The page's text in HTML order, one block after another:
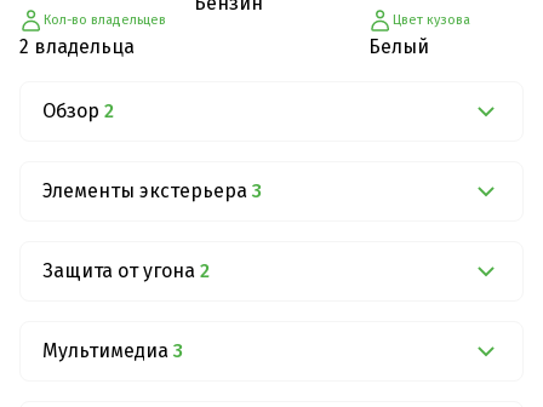
Кол-во владельцев
2 владельца
Цвет кузова
Белый
Обзор 2
Элементы экстерьера 3
Защита от угона 2
Мультимедиа 3